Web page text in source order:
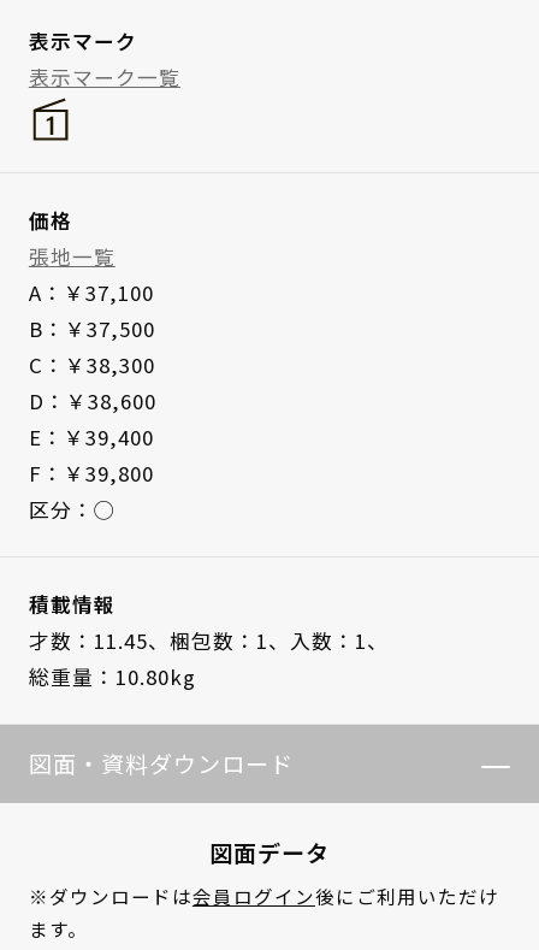
表示マーク
表示マーク一覧
価格
張地一覧
A：￥37,100
B：￥37,500
C：￥38,300
D：￥38,600
E：￥39,400
F：￥39,800
区分：◯
積載情報
才数：11.45、 梱包数：1、
入数：1、
総重量：10.80kg
図面・資料ダウンロード
図面データ
※ダウンロードは会員ログイン後にご利用いただけ
ます。